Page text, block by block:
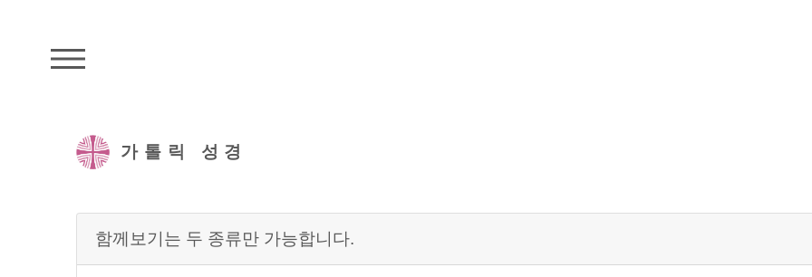
가톨릭 성경
함께보기는 두 종류만 가능합니다.